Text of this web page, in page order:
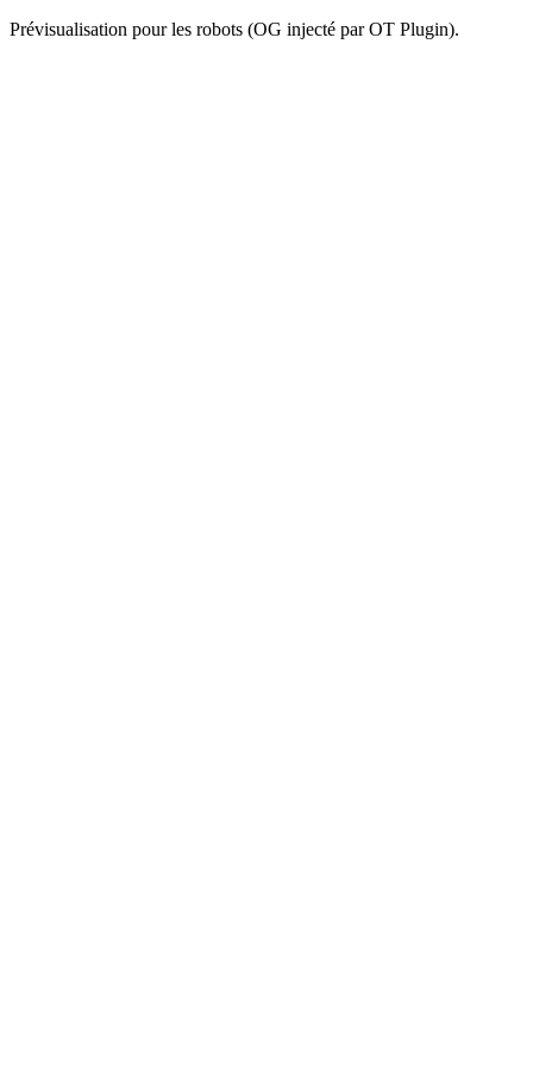
Prévisualisation pour les robots (OG injecté par OT Plugin).